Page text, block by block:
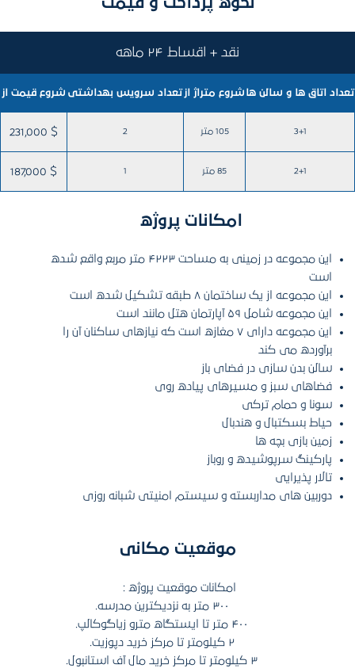
نقد + اقساط ۲۴ ماهه
تعداد اتاق ها و سالن ها شروع متراژ از تعداد سرویس بهداشتی شروع قیمت از
3+1 105 متر 2
231,000 $
2+1 85 متر 1
187,000 $
امکانات پروژه
این مجموعه در زمینی به مساحت ۴۲۲۳ متر مربع واقع شده
است
این مجموعه از یک ساختمان ۸ طبقه تشکیل شده است
این مجموعه شامل ۵۹ آپارتمان هتل مانند است
این مجموعه دارای ۷ مغازه است که نیازهای ساکنان آن را
برآورده می کند
سالن بدن سازی در فضای باز
فضاهای سبز و مسیرهای پیاده روی
سونا و حمام ترکی
حیاط بسکتبال و هندبال
زمین بازی بچه ها
پارکینگ سرپوشیده و روباز
تالار پذیرایی
دوربین های مداربسته و سیستم امنیتی شبانه روزی
موقعیت مکانی
امکانات موقعیت پروژه :
۳۰۰ متر به نزدیکترین مدرسه.
۴۰۰ متر تا ایستگاه مترو زیاگوکالپ.
۲ کیلومتر تا مرکز خرید دپوزیت.
۳ کیلومتر تا مرکز خرید مال آف استانبول.